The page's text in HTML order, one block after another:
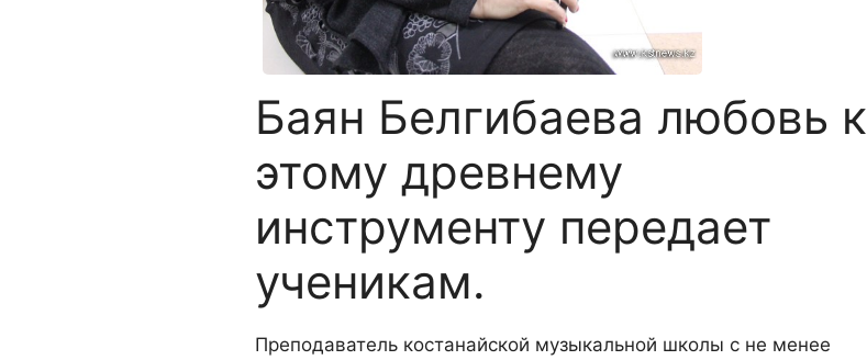
Баян Белгибаева любовь к
этому древнему
инструменту передает
ученикам.
Преподаватель костанайской музыкальной школы с не менее